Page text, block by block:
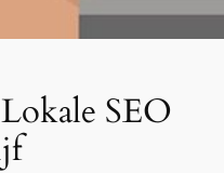
SEO